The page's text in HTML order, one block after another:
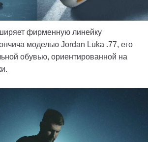
фирменную линейку
моделью Jordan Luka .77, его
обувью, ориентированной на